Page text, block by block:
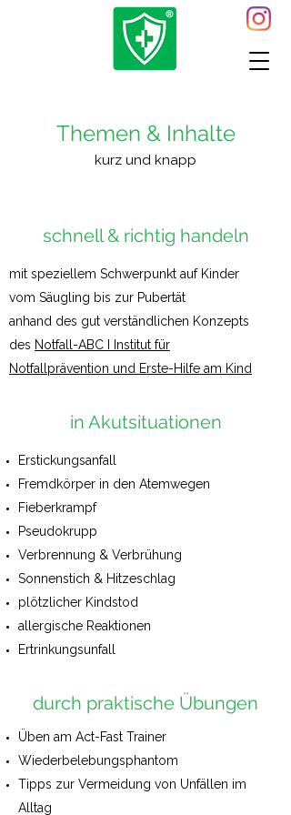
Themen & Inhalte
kurz und knapp
schnell & richtig handeln
mit speziellem Schwerpunkt auf Kinder
vom Säugling bis zur Pubertät
anhand des gut verständlichen Konzepts
des Notfall-ABC I Institut für
Notfallprävention und Erste-Hilfe am Kind
in Akutsituationen
Erstickungsanfall
Fremdkörper in den Atemwegen
Fieberkrampf
Pseudokrupp
Verbrennung & Verbrühung
Sonnenstich & Hitzeschlag
plötzlicher Kindstod
allergische Reaktionen
Ertrinkungsunfall
durch praktische Übungen
Üben am Act-Fast Trainer
Wiederbelebungsphantom
Tipps zur Vermeidung von Unfällen im
Alltag